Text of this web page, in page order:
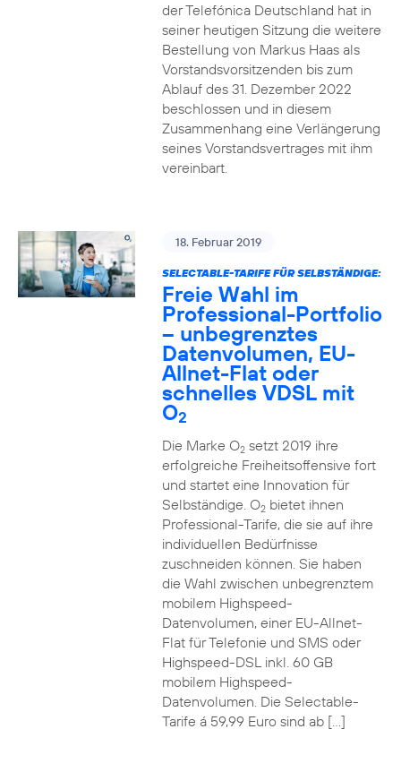
der Telefónica Deutschland hat in
seiner heutigen Sitzung die weitere
Bestellung von Markus Haas als
Vorstandsvorsitzenden bis zum
Ablauf des 31. Dezember 2022
beschlossen und in diesem
Zusammenhang eine Verlängerung
seines Vorstandsvertrages mit ihm
vereinbart.
18. Februar 2019
SELECTABLE-TARIFE FÜR SELBSTÄNDIGE:
Freie Wahl im
Professional-Portfolio
– unbegrenztes
Datenvolumen, EU-
Allnet-Flat oder
schnelles VDSL mit
O2
Die Marke O2setzt 2019 ihre
erfolgreiche Freiheitsoffensive fort
und startet eine Innovation für
Selbständige. O2bietet ihnen
Professional-Tarife, die sie auf ihre
individuellen Bedürfnisse
zuschneiden können. Sie haben
die Wahl zwischen unbegrenztem
mobilem Highspeed-
Datenvolumen, einer EU-Allnet-
Flat für Telefonie und SMS oder
Highspeed-DSL inkl. 60 GB
mobilem Highspeed-
Datenvolumen. Die Selectable-
Tarife á 59,99 Euro sind ab […]